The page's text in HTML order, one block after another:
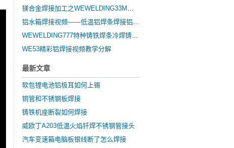
镁合金焊接加工之WEWELDING33M镁合金焊丝的简要介绍
铝水箱焊接视频——低温铝焊条焊接铝水箱
WEWELDING777特种铸铁焊条冷焊铸铁发动机缸体基座
WE53精彩铝焊接视频教学分解
最新文章
软包锂电池铝极耳如何上锡
铜管和不锈钢板焊接
铸铁机座断裂如何焊接
威欧丁A203低温火焰钎焊不锈钢管接头
汽车变速箱电脑板银线断了怎么焊接